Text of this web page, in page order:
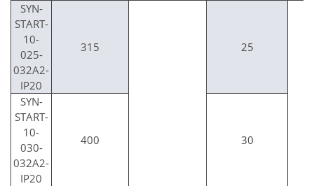
SYN-
START-
10-
025-
032A2-
IP20
315 25
SYN-
START-
10-
030-
032A2-
IP20
400 30